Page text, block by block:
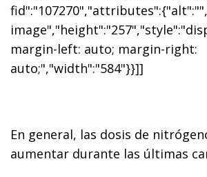
margin-left: auto; margin-right:
auto;","width":"584"}}]]
En general, las dosis de
aumentar durante las últimas